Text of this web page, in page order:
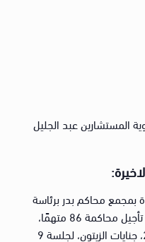
المستشارين عبد الجليل
بمجمع محاكم بدر برئاسة
المستشار وجدى عبدالمنعم اليوم، تأجيل محاكمة 86 متهمًا،
في القضية رقم 5888 لسنة 2025، جنايات الزيتون، لجلسة 9